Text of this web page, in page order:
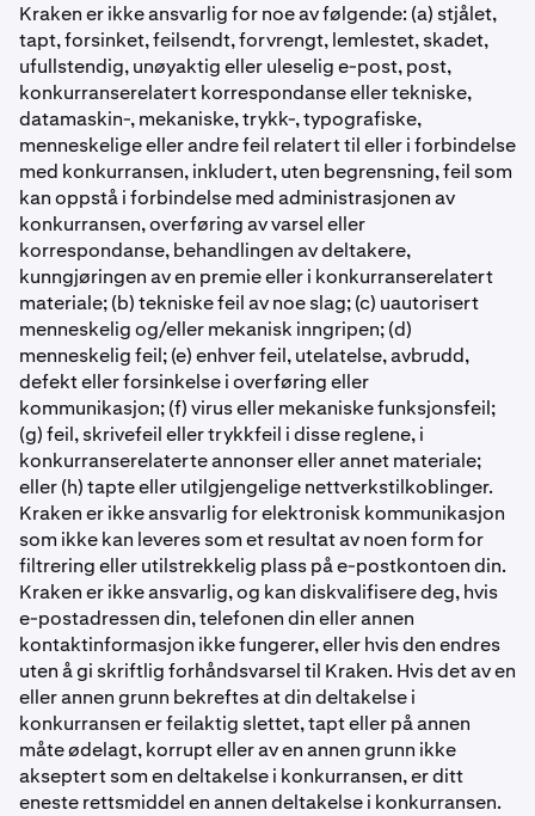
Kraken er ikke ansvarlig for noe av følgende: (a) stjålet,
tapt, forsinket, feilsendt, forvrengt, lemlestet, skadet,
ufullstendig, unøyaktig eller uleselig e-post, post,
konkurranserelatert korrespondanse eller tekniske,
datamaskin-, mekaniske, trykk-, typografiske,
menneskelige eller andre feil relatert til eller i forbindelse
med konkurransen, inkludert, uten begrensning, feil som
kan oppstå i forbindelse med administrasjonen av
konkurransen, overføring av varsel eller
korrespondanse, behandlingen av deltakere,
kunngjøringen av en premie eller i konkurranserelatert
materiale; (b) tekniske feil av noe slag; (c) uautorisert
menneskelig og/eller mekanisk inngripen; (d)
menneskelig feil; (e) enhver feil, utelatelse, avbrudd,
defekt eller forsinkelse i overføring eller
kommunikasjon; (f) virus eller mekaniske funksjonsfeil;
(g) feil, skrivefeil eller trykkfeil i disse reglene, i
konkurranserelaterte annonser eller annet materiale;
eller (h) tapte eller utilgjengelige nettverkstilkoblinger.
Kraken er ikke ansvarlig for elektronisk kommunikasjon
som ikke kan leveres som et resultat av noen form for
filtrering eller utilstrekkelig plass på e-postkontoen din.
Kraken er ikke ansvarlig, og kan diskvalifisere deg, hvis
e-postadressen din, telefonen din eller annen
kontaktinformasjon ikke fungerer, eller hvis den endres
uten å gi skriftlig forhåndsvarsel til Kraken. Hvis det av en
eller annen grunn bekreftes at din deltakelse i
konkurransen er feilaktig slettet, tapt eller på annen
måte ødelagt, korrupt eller av en annen grunn ikke
akseptert som en deltakelse i konkurransen, er ditt
eneste rettsmiddel en annen deltakelse i konkurransen.